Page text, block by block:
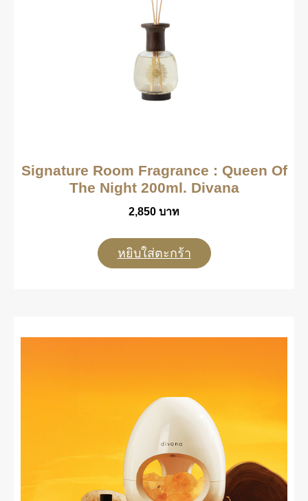
Signature Room Fragrance : Queen Of
The Night 200ml. Divana
2,850 บาท
หยิบใส่ตะกร้า